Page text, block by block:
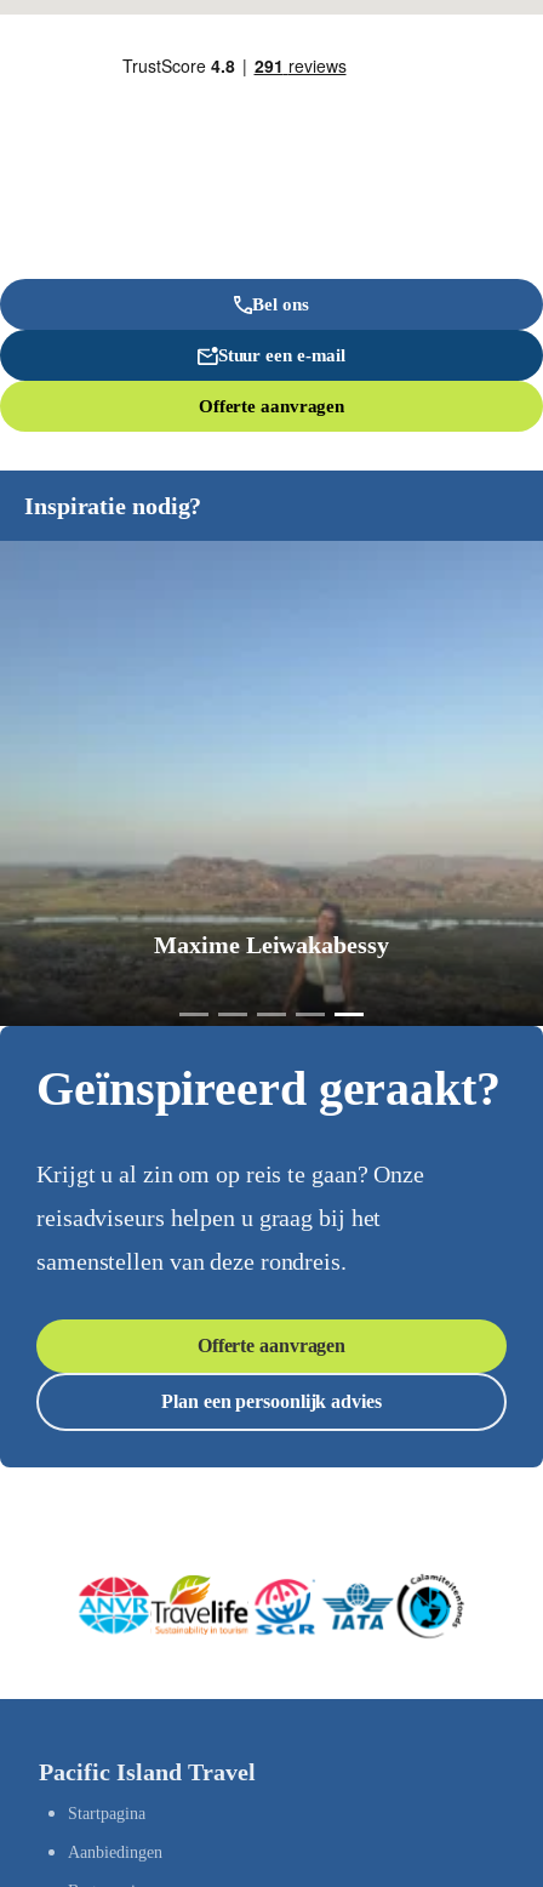
Bel ons
Stuur een e-mail
Offerte aanvragen
Inspiratie nodig?
Maxime Leiwakabessy
Geïnspireerd geraakt?
Krijgt u al zin om op reis te gaan? Onze
reisadviseurs helpen u graag bij het
samenstellen van deze rondreis.
Offerte aanvragen
Plan een persoonlijk advies
Pacific Island Travel
Startpagina
Aanbiedingen